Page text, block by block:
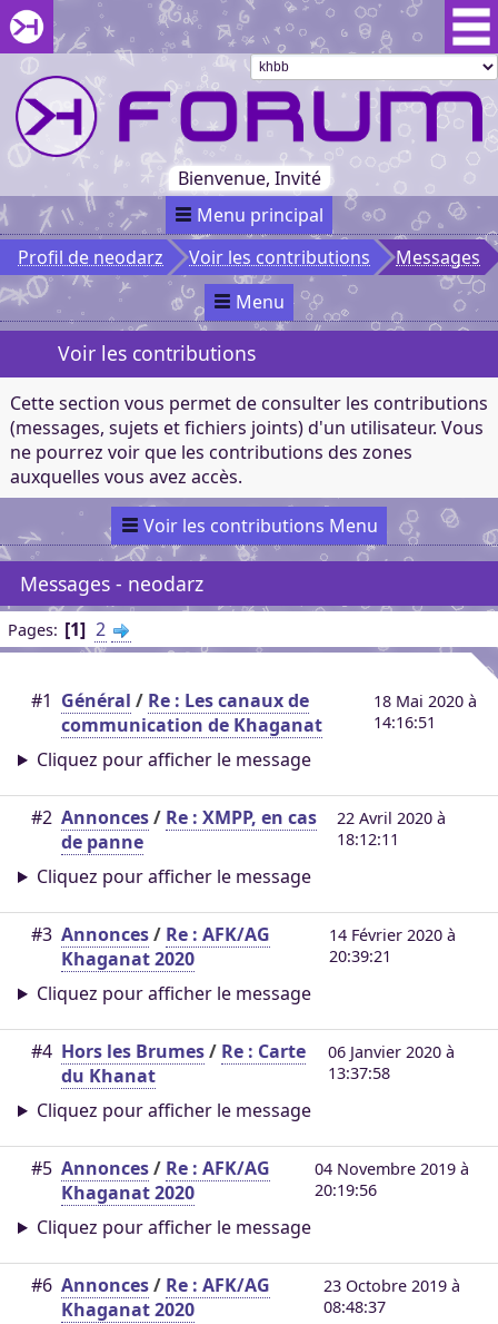
Aller au menu du forum
Aller au contenu du forum
Aller à la recherche dans le forum
Passer le
menu
Khaganat
au début
du menu
Khaganat
Bienvenue, Invité
Menu principal
Profil de neodarz
Voir les contributions
Messages
Menu
Voir les contributions
Cette section vous permet de consulter les contributions
(messages, sujets et fichiers joints) d'un utilisateur. Vous
ne pourrez voir que les contributions des zones
auxquelles vous avez accès.
Voir les contributions Menu
Messages - neodarz
Pages 1 2
#1 Général / Re : Les canaux de
communication de Khaganat
18 Mai 2020 à
14:16:51
Cliquez pour afficher le message
#2 Annonces/ Re : XMPP, en cas
de panne
22 Avril 2020 à
18:12:11
Cliquez pour afficher le message
#3 Annonces/ Re : AFK/AG
Khaganat 2020
14 Février 2020 à
20:39:21
Cliquez pour afficher le message
#4 Hors les Brumes/ Re : Carte
du Khanat
06 Janvier 2020 à
13:37:58
Cliquez pour afficher le message
#5 Annonces/ Re : AFK/AG
Khaganat 2020
04 Novembre 2019 à
20:19:56
Cliquez pour afficher le message
#6 Annonces/ Re : AFK/AG
Khaganat 2020
23 Octobre 2019 à
08:48:37